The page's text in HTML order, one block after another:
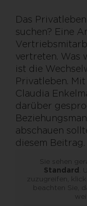
Das
suchen? Eine
vertreten. Was
ist die
Privatleben.
Claudia
darüber
abschauen
diesem Beitrag.
Sie sehen
Standard .
zuzugreifen,
beachten Sie,